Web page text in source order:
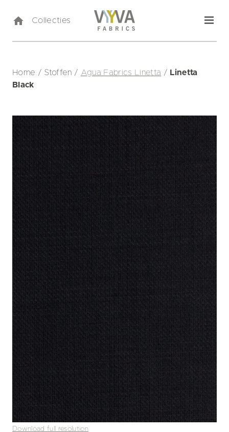
Collecties
Home / Stoffen / Agua Fabrics Linetta / Linetta
Black
Download full resolution